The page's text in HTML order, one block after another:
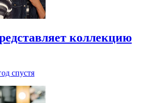
коллекцию
спустя